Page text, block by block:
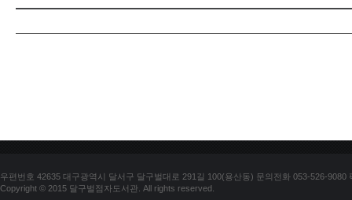
우편번호 42635 대구광역시 달서구 달구벌대로 291길 100(용산동) 문의전화 053-526-9080
Copyright © 2015 달구벌점자도서관. All rights reserved.